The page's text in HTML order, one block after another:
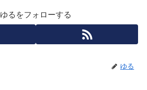
ゆるをフォローする
ゆる